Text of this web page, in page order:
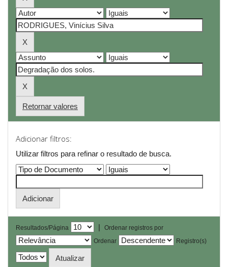
Retornar valores
Adicionar filtros:
Utilizar filtros para refinar o resultado de busca.
Resultados/Página |
Ordenar registros por
Ordenar
Registro(s)